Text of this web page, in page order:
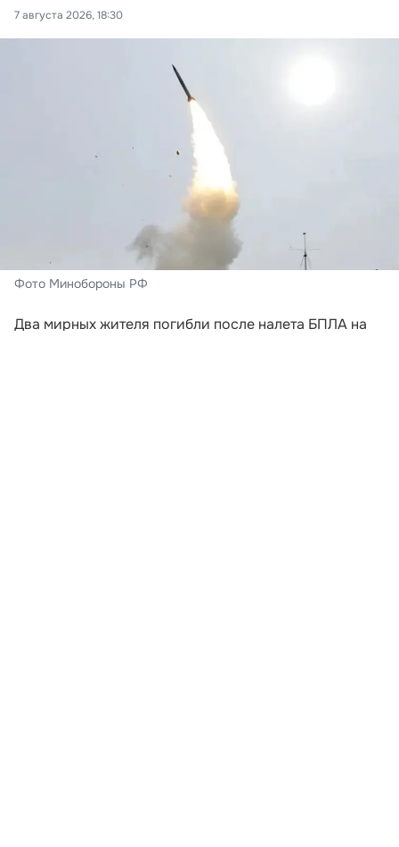
7 августа 2026, 18:30
Фото Минобороны РФ
Два мирных жителя погибли после налета БПЛА на